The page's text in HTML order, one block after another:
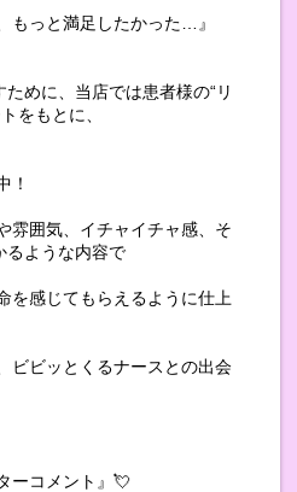
もっと満足したかった…』
ために、当店では患者様の“リ
をもとに、
！
雰囲気、イチャイチャ感、そ
るような内容で
を感じてもらえるように仕上
ビビッとくるナースとの出会
ーコメント』💘